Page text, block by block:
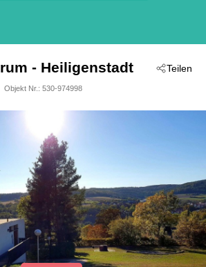
Teilen
- 91332
- Heiligenstadt
Objekt Nr.: 530-974998